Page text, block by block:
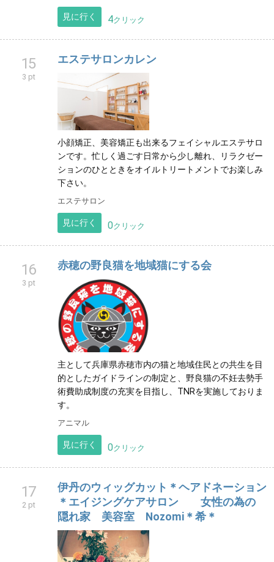
見に行く 4クリック
15
3 pt
エステサロンカレン
小顔矯正、美容矯正も出来るフェイシャルエステサロ
ンです。忙しく過ごす日常から少し離れ、リラクゼー
ションのひとときをオイルトリートメントでお楽しみ
下さい。
エステサロン
見に行く 0クリック
16
3 pt
赤穂の野良猫を地域猫にする会
主として兵庫県赤穂市内の猫と地域住民との共生を目
的としたガイドラインの制定と、野良猫の不妊去勢手
術費助成制度の充実を目指し、TNRを実施しておりま
す。
アニマル
見に行く 0クリック
17
2 pt
伊丹のウィッグカット＊ヘアドネーション
＊エイジングケアサロン 女性の為の
隠れ家 美容室 Nozomi＊希＊